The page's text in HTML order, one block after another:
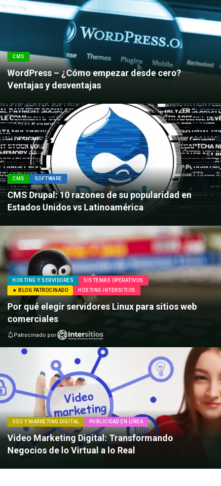
CMS
WordPress – ¿Cómo empezar desde cero?
Ventajas y desventajas
CMS SOFTWARE
CMS Drupal: 10 razones de su popularidad en
Estados Unidos vs Latinoamérica
HOSTING Y SERVIDORES
SISTEMAS OPERATIVOS
★ BLOG PATROCINADO
HOSTING INTERSITIOS
Por qué elegir servidores Linux para sitios web
comerciales
Patrocinado por
SEO Y MARKETING DIGITAL PUBLICIDAD EN LÍNEA
Video Marketing Digital: Transformando
Negocios de lo Virtual a lo Real